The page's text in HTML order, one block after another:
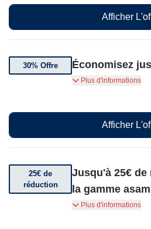
pour une peau lisse
Afficher
30% Offre Économisez
Bénéficiez de 30%
sélection de produits
Plus d'informations
Afficher
25€ de
réduction
Jusqu'à 25€
la gamme
Achetez plus,
jusqu'à 25€ de
Plus d'informations